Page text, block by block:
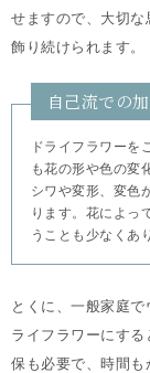
せますので、大切
飾り続けられます。
自己流での
ドライフラワーを
も花の形や色の変
シワや変形、変色
ります。花によっ
うことも少なくあ
とくに、一般家庭
ライフラワーにす
保も必要で、時間